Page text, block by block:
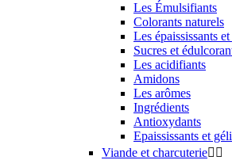
Les Émulsifiants
Colorants naturels
Les épaississants
Sucres et
Les acidifiants
Amidons
Les arômes
Ingrédients
Antioxydants
Epaississants et
Viande et charcuterie 